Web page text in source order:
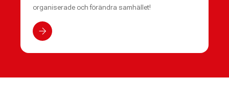
organiserade och förändra samhället!